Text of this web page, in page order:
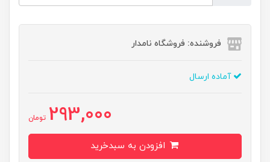
فروشنده: فروشگاه نامدار
آماده ارسال
293,000 تومان